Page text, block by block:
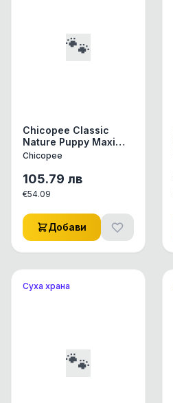
🐾
Chicopee Classic
Nature Puppy Maxi
храна за кучета за
месеца с птиче и
просо, 15кг
Chicopee
105.79 лв
€54.09
Добави
Суха храна
🐾